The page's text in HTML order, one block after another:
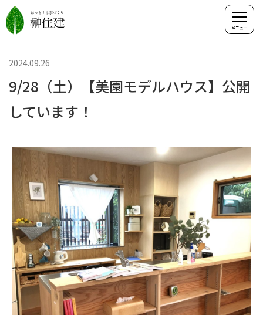
9/28（土）【美園モデルハウス】公開
しています！
2024.09.26